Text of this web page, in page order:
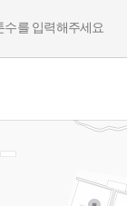
근거 : 상담문의 등에 관한 기